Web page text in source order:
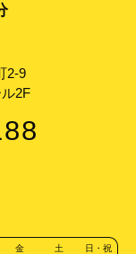
2-9
2F
金 土 日・祝